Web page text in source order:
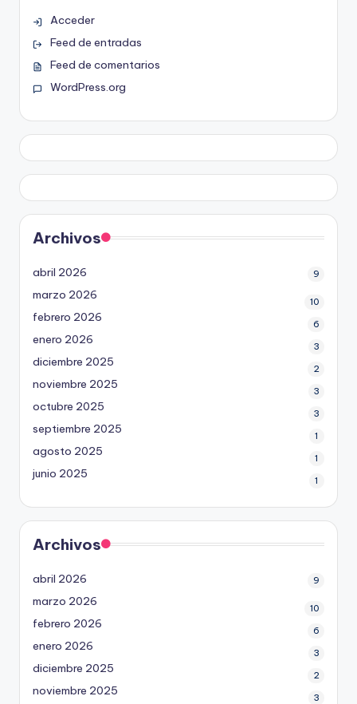
Acceder
Feed de entradas
Feed de comentarios
WordPress.org
Archivos
abril 2026 9
marzo 2026 10
febrero 2026 6
enero 2026 3
diciembre 2025 2
noviembre 2025 3
octubre 2025 3
septiembre 2025 1
agosto 2025 1
junio 2025 1
Archivos
abril 2026 9
marzo 2026 10
febrero 2026 6
enero 2026 3
diciembre 2025 2
noviembre 2025 3